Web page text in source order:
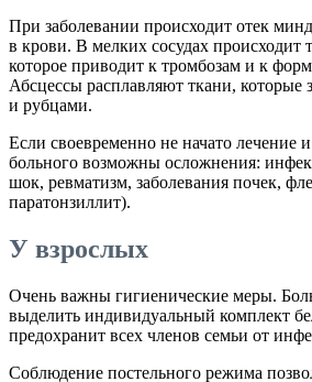
При заболевании происходит отек
в крови. В мелких сосудах происходит
которое приводит к тромбозам и к
Абсцессы расплавляют ткани, которые
и рубцами.
Если своевременно не начато лечение
больного возможны осложнения:
шок, ревматизм, заболевания почек,
паратонзиллит).
У взрослых
Очень важны гигиенические меры.
выделить индивидуальный комплект
предохранит всех членов семьи от
Соблюдение постельного режима